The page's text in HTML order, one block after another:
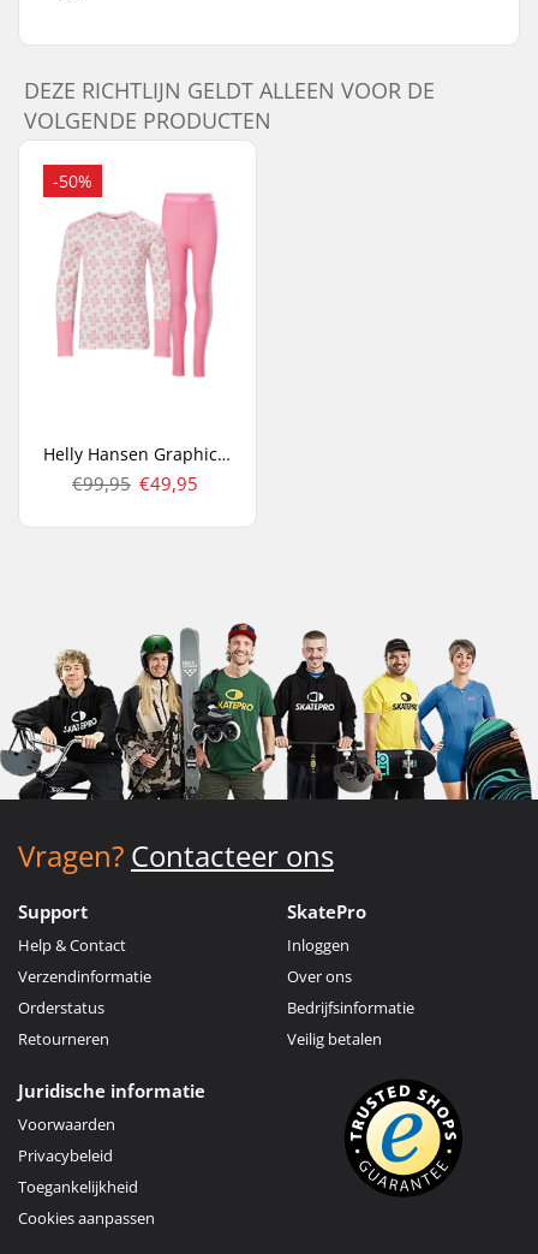
DEZE RICHTLIJN GELDT ALLEEN VOOR DE
VOLGENDE PRODUCTEN
-50%
Helly Hansen Graphic Lifa Junior Merino Baselayer Set
€99,95 €49,95
Vragen? Contacteer ons
Support
Help & Contact
Verzendinformatie
Orderstatus
Retourneren
SkatePro
Inloggen
Over ons
Bedrijfsinformatie
Veilig betalen
Juridische informatie
Voorwaarden
Privacybeleid
Toegankelijkheid
Cookies aanpassen